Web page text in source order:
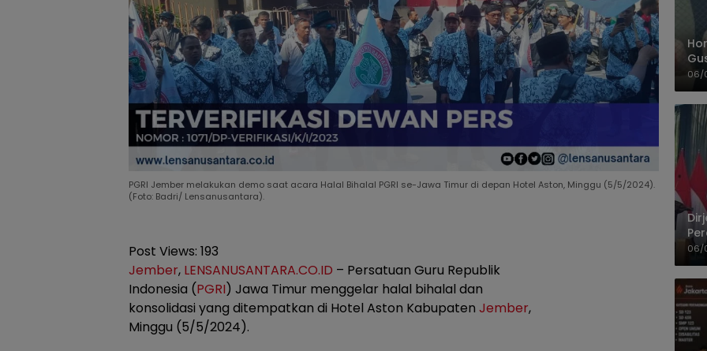
PGRI Jember melakukan demo saat acara Halal Bihalal PGRI se-Jawa Timur di depan Hotel Aston, Minggu (5/5/2024).
(Foto: Badri/ Lensanusantara).
Post Views: 193
Jember, LENSANUSANTARA.CO.ID – Persatuan Guru Republik
Indonesia (PGRI) Jawa Timur menggelar halal bihalal dan
konsolidasi yang ditempatkan di Hotel Aston Kabupaten Jember,
Minggu (5/5/2024).
06/
06/